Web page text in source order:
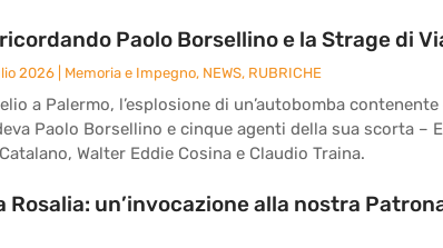
Paolo Borsellino e la Strage di
2026 Memoria e Impegno, NEWS, RUBRICHE
a Palermo, l’esplosione di un’autobomba
Paolo Borsellino e cinque agenti della sua scorta –
Walter Eddie Cosina e Claudio Traina.
Rosalia: un’invocazione alla nostra